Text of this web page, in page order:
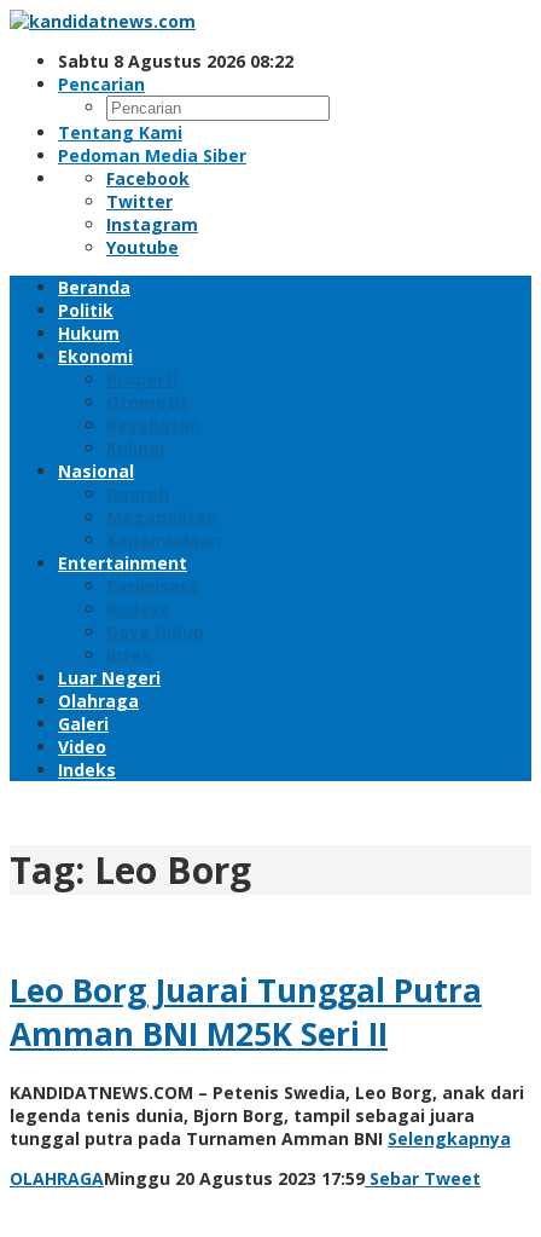
Lewati
kontenSabtu 8 Agustus 2026 08:22
Pencarian
Tentang Kami
Pedoman Media Siber
Facebook
Twitter
Instagram
Youtube
Beranda
Politik
Hukum
Ekonomi
Properti
Otomotif
Kesehatan
Kuliner
Nasional
Daerah
Megapolitan
Kepemudaan
Entertainment
Pariwisata
Budaya
Gaya Hidup
Iptek
Luar Negeri
Olahraga
Galeri
Video
Indeks
Tag: Leo Borg
Leo Borg Juarai Tunggal Putra
Amman BNI M25K Seri II
KANDIDATNEWS.COM – Petenis Swedia, Leo Borg, anak dari
legenda tenis dunia, Bjorn Borg, tampil sebagai juara
tunggal putra pada Turnamen Amman BNI Selengkapnya
OLAHRAGAMinggu 20 Agustus 2023 17:59oleh
Sebar Tweet